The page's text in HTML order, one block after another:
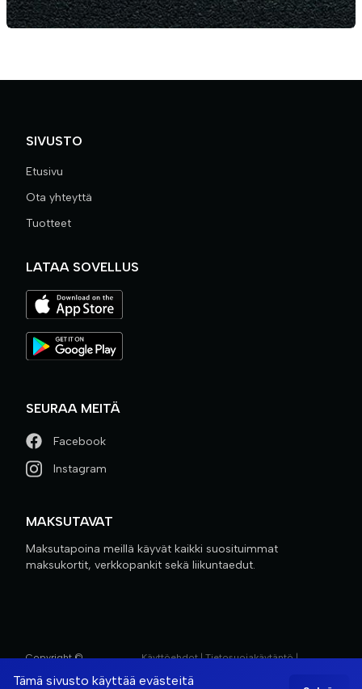
SIVUSTO
Etusivu
Ota yhteyttä
Tuotteet
LATAA SOVELLUS
SEURAA MEITÄ
Facebook
Instagram
MAKSUTAVAT
Maksutapoina meillä käyvät kaikki suosituimmat
maksukortit, verkkopankit sekä liikuntaedut.
Copyright ©
Powered byTrainero.com
Käyttöehdot|Tietosuojakäytäntö|
Tämä sivusto käyttää evästeitä